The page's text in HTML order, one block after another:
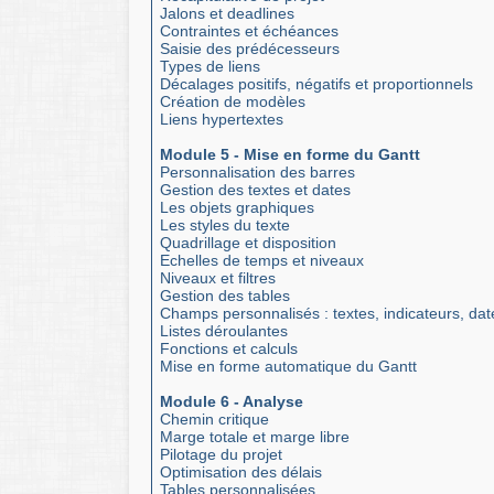
Jalons et deadlines
Contraintes et échéances
Saisie des prédécesseurs
Types de liens
Décalages positifs, négatifs et proportionnels
Création de modèles
Liens hypertextes
Module 5 - Mise en forme du Gantt
Personnalisation des barres
Gestion des textes et dates
Les objets graphiques
Les styles du texte
Quadrillage et disposition
Echelles de temps et niveaux
Niveaux et filtres
Gestion des tables
Champs personnalisés : textes, indicateurs,
Listes déroulantes
Fonctions et calculs
Mise en forme automatique du Gantt
Module 6 - Analyse
Chemin critique
Marge totale et marge libre
Pilotage du projet
Optimisation des délais
Tables personnalisées